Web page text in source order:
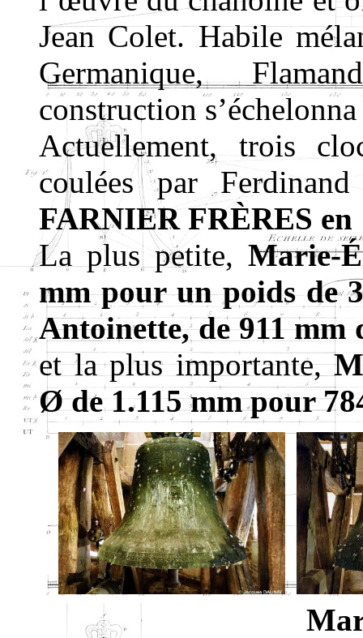
Jean Colet. Habile
Germanique,
construction
Actuellement, trois
coulées par
FARNIER FRÈRES en
La plus petite, Marie-
mm pour un poids de
Antoinette, de 911 mm
et la plus importante,
Ø de 1.115 mm pour
Marie-